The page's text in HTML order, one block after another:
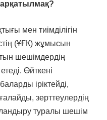
мен тиімділігін
(ҰҒК) жұмысын
шешімдердің
Өйткені
іріктейді,
зерттеулердің
туралы шешім